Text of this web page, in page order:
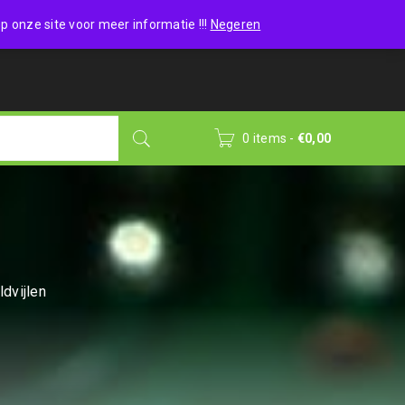
onze site voor meer informatie !!! Negeren
Wishlist (0)
0 items - €0,00